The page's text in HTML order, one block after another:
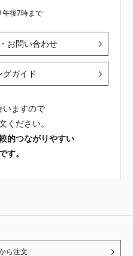
後7時まで
お問い合わせ
グガイド
いますので
ください。
的つながりやすい
す。
ら注文